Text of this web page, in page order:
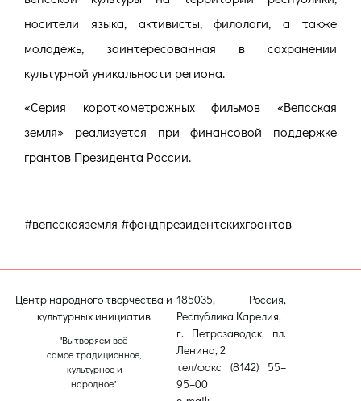
носители языка, активисты, филологи, а также
молодежь, заинтересованная в сохранении
культурной уникальности региона.
«Серия короткометражных фильмов «Вепсская
земля» реализуется при финансовой поддержке
грантов Президента России.
#вепсскаяземля #фондпрезидентскихгрантов
Центр народного творчества и
культурных инициатив
"Вытворяем всё
самое традиционное,
культурное и
народное"
185035, Россия,
Республика Карелия,
г. Петрозаводск, пл.
Ленина, 2
тел/факс (8142) 55–
95–00